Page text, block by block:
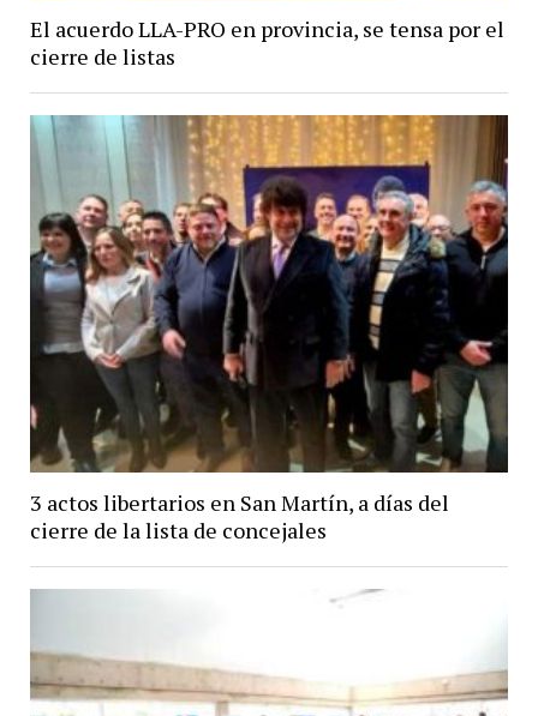
El acuerdo LLA-PRO en provincia, se tensa por el
cierre de listas
3 actos libertarios en San Martín, a días del
cierre de la lista de concejales